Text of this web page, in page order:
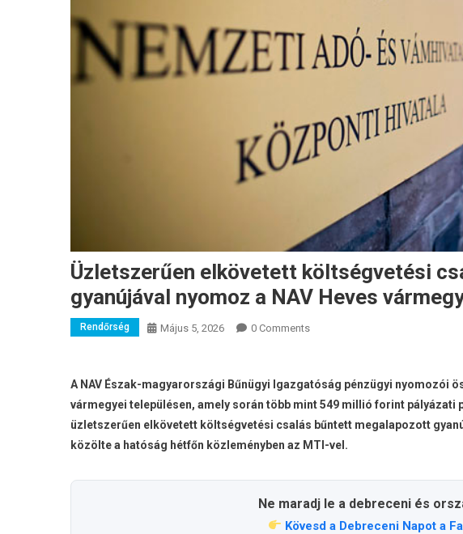
Üzletszerűen elkövetett költségvetési
gyanújával nyomoz a NAV Heves
Rendőrség Május 5, 2026 0 Comments
A NAV Észak-magyarországi Bűnügyi Igazgatóság pénzügyi nyomozói
vármegyei településen, amely során több mint 549 millió forint pályázati
üzletszerűen elkövetett költségvetési csalás bűntett megalapozott
közölte a hatóság hétfőn közleményben az MTI-vel.
Ne maradj le a debreceni és
Kövesd a Debreceni Napot a